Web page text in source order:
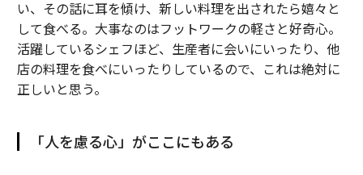
い、その話に耳を傾け、新しい料理を出されたら嬉々と
して食べる。大事なのはフットワークの軽さと好奇心。
活躍しているシェフほど、生産者に会いにいったり、他
店の料理を食べにいったりしているので、これは絶対に
正しいと思う。
「人を慮る心」がここにもある